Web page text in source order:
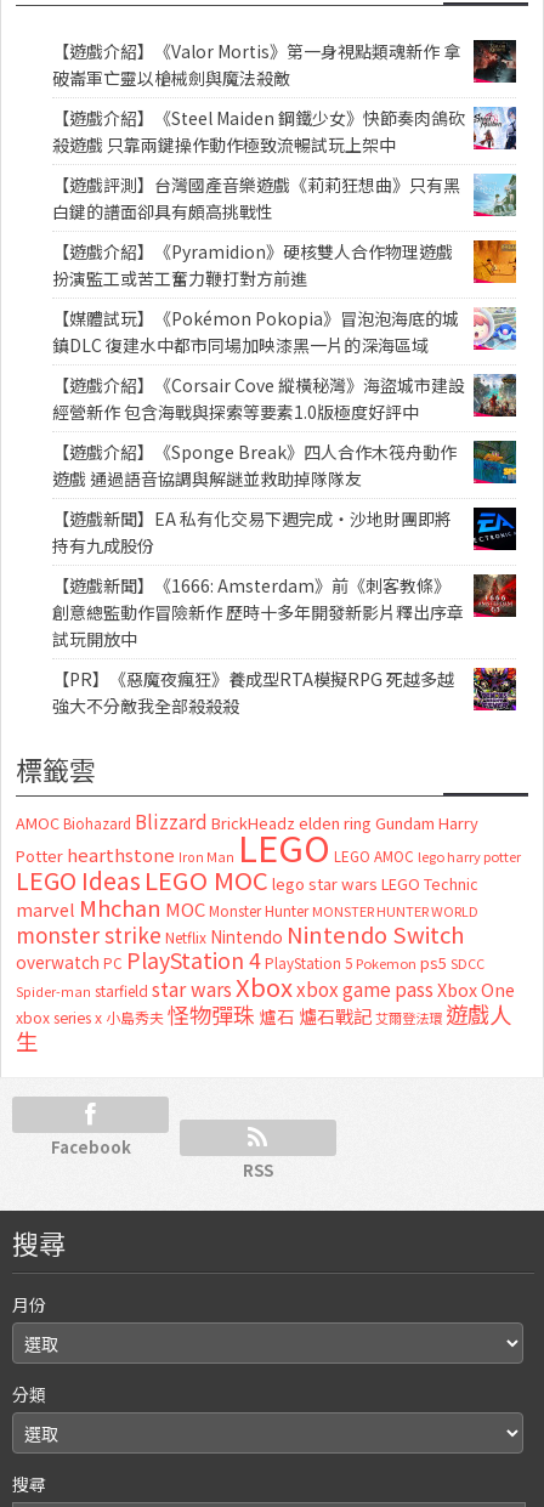
【遊戲介紹】《Valor Mortis》第一身視點類魂新作 拿
破崙軍亡靈以槍械劍與魔法殺敵
【遊戲介紹】《Steel Maiden 鋼鐵少女》快節奏肉鴿砍
殺遊戲 只靠兩鍵操作動作極致流暢試玩上架中
【遊戲評測】台灣國產音樂遊戲《莉莉狂想曲》只有黑
白鍵的譜面卻具有頗高挑戰性
【遊戲介紹】《Pyramidion》硬核雙人合作物理遊戲
扮演監工或苦工奮力鞭打對方前進
【媒體試玩】《Pokémon Pokopia》冒泡泡海底的城
鎮DLC 復建水中都市同場加映漆黑一片的深海區域
【遊戲介紹】《Corsair Cove 縱橫秘灣》海盜城市建設
經營新作 包含海戰與探索等要素1.0版極度好評中
【遊戲介紹】《Sponge Break》四人合作木筏舟動作
遊戲 通過語音協調與解謎並救助掉隊隊友
【遊戲新聞】EA 私有化交易下週完成・沙地財團即將
持有九成股份
【遊戲新聞】《1666: Amsterdam》前《刺客教條》
創意總監動作冒險新作 歷時十多年開發新影片釋出序章
試玩開放中
【PR】《惡魔夜瘋狂》養成型RTA模擬RPG 死越多越
強大不分敵我全部殺殺殺
標籤雲
AMOC Biohazard Blizzard BrickHeadz elden ring Gundam Harry
Potter hearthstone Iron Man LEGO LEGO AMOC lego harry potter
LEGO Ideas LEGO MOC lego star wars LEGO Technic
marvel Mhchan MOC Monster Hunter MONSTER HUNTER WORLD
monster strike Netflix Nintendo Nintendo Switch
overwatch PC PlayStation 4 PlayStation 5 Pokemon ps5 SDCC
Spider-man starfield star warsXboxxbox game passXbox One
xbox series x 小島秀夫怪物彈珠 爐石 爐石戰記艾爾登法環 遊戲人
生
Facebook
RSS
搜尋
月份
分類
搜尋